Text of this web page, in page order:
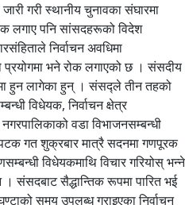
गरी स्थानीय चुनावका संघारमा
लगाए पनि सांसदहरूको विदेश
निर्वाचन अवधिमा
भने रोक लगाएको छ । संसदीय
हुन लागेका हुन् । संसद्ले तीन तहको
विधेयक, निर्वाचन क्षेत्र
वडा विभाजनसम्बन्धी
गत शुक्रबार मात्रै सदनमा गणपूरक
विधेयकमाथि विचार गरियोस् भन्ने
संसदबाट सैद्धान्तिक रूपमा पारित भई
समय उपलब्ध गराइएका निर्वाचन